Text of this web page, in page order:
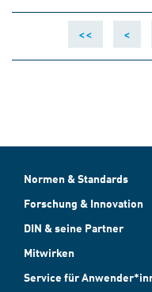
<< <
Normen & Standards
Forschung & Innovation
DIN & seine Partner
Mitwirken
Service für